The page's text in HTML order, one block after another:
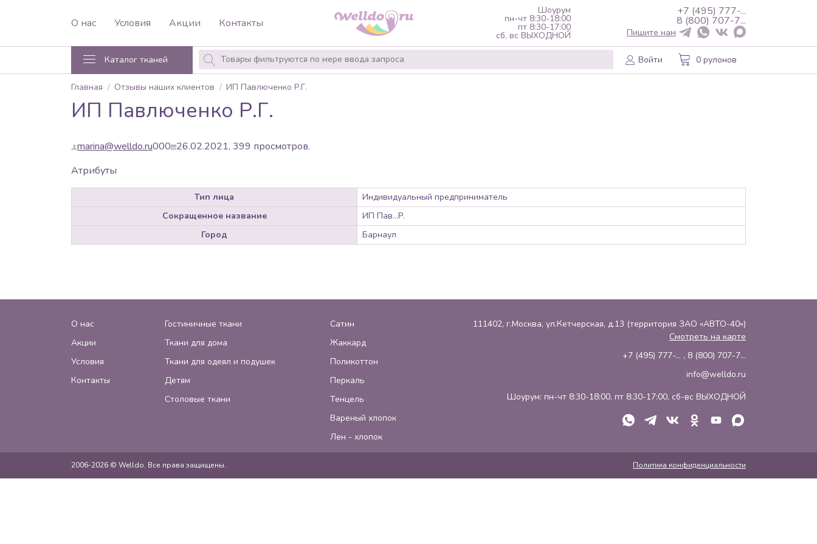
О нас Условия Акции Контакты
Шоурум
пн-чт 8:30-18:00
пт 8:30-17:00
сб, вс ВЫХОДНОЙ
+7 (495) 777-...
8 (800) 707-7...
Пишите нам
Каталог тканей Войти 0 рулонов
Главная Отзывы наших клиентов ИП Павлюченко Р.Г.
ИП Павлюченко Р.Г.
marina@welldo.ru000 26.02.2021, 399 просмотров.
Атрибуты
Тип лица
Индивидуальный предприниматель
Сокращенное название
ИП Пав...Р.
Город
Барнаул
О нас
Акции
Условия
Контакты
Гостиничные ткани
Ткани для дома
Ткани для одеял и подушек
Детям
Столовые ткани
Сатин
Жаккард
Поликоттон
Перкаль
Тенцель
Вареный хлопок
Лен - хлопок
111402, г.Москва, ул.Кетчерская, д.13 (территория ЗАО «АВТО-40»)
Смотреть на карте
+7 (495) 777-... , 8 (800) 707-7...
info@welldo.ru
Шоурум: пн-чт 8:30-18:00, пт 8:30-17:00, сб-вс ВЫХОДНОЙ
2006-2026 © Welldo. Все права защищены. Политика конфиденциальности